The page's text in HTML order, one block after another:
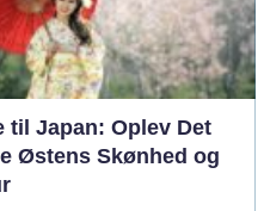
til Japan: Oplev Det
Østens Skønhed og